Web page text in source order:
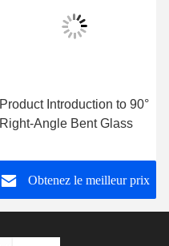
Product Introduction to 90°
Right-Angle Bent Glass
Obtenez le meilleur prix